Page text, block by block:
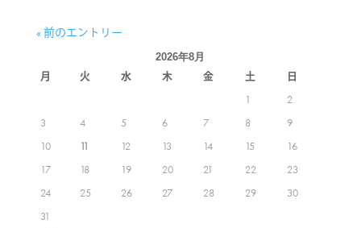
« 前のエントリー
2026年8月
月 火 水 木 金 土
日
1
2
3
4 5 6 7 8
9
10
11 12 13 14 15
16
17
18 19 20 21 22
23
24
25 26 27 28 29
30
31